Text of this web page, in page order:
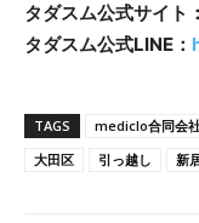
タダスム公式サイト：
タダスム公式LINE：
TAGS mediclo合同会
大田区
引っ越し 新